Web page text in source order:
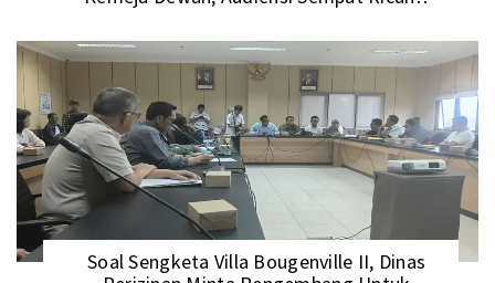
Soal Sengketa Villa Bougenville II, Dinas